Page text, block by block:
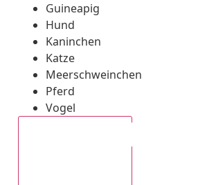
Guineapig
Hund
Kaninchen
Katze
Meerschweinchen
Pferd
Vogel